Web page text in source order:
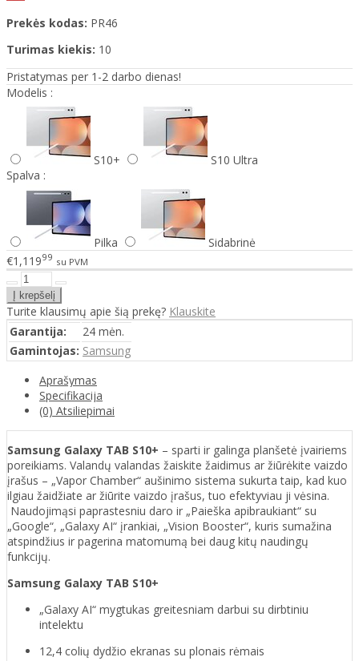
Prekės kodas: PR46
Turimas kiekis: 10
Pristatymas per 1-2 darbo dienas!
Modelis :
S10+
S10 Ultra
Spalva :
Pilka
Sidabrinė
€1,11999 su PVM
Turite klausimų apie šią prekę? Klauskite
Garantija:
24 mėn.
Gamintojas: Samsung
Aprašymas
Specifikacija
(0) Atsiliepimai
Samsung Galaxy TAB S10+ – sparti ir galinga planšetė įvairiems
poreikiams. Valandų valandas žaiskite žaidimus ar žiūrėkite vaizdo
įrašus – „Vapor Chamber“ aušinimo sistema sukurta taip, kad kuo
ilgiau žaidžiate ar žiūrite vaizdo įrašus, tuo efektyviau ji vėsina.
Naudojimąsi paprastesniu daro ir „Paieška apibraukiant“ su
„Google“, „Galaxy AI“ įrankiai, „Vision Booster“, kuris sumažina
atspindžius ir pagerina matomumą bei daug kitų naudingų
funkcijų.
Samsung Galaxy TAB S10+
​„Galaxy AI“ mygtukas greitesniam darbui su dirbtiniu
intelektu
12,4 colių dydžio ekranas su plonais rėmais